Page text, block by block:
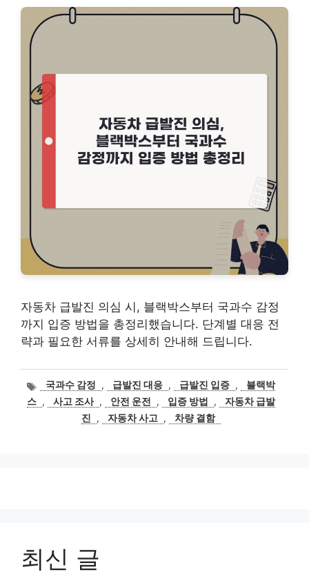
자동차 급발진 의심 시, 블랙박스부터 국과수 감정
까지 입증 방법을 총정리했습니다. 단계별 대응 전
략과 필요한 서류를 상세히 안내해 드립니다.
태국과수 감정 , 급발진 대응 , 급발진 입증 ,
블랙박
스 , 사고 조사 , 안전 운전 , 입증 방법 ,
자동차 급발
진
, 자동차 사고 , 차량 결함
최신 글